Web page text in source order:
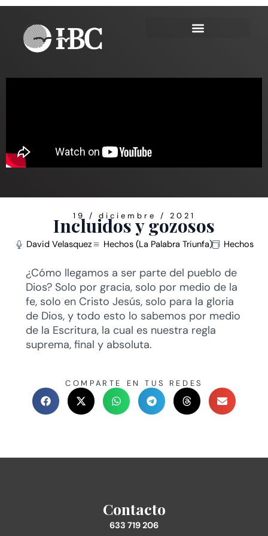
Ir
contenido
19 / diciembre / 2021
Incluidos y gozosos
David Velasquez Hechos (La Palabra Triunfa) Hechos
¿Cómo llegamos a ser parte del pueblo de
Dios? Solo por gracia, solo por medio de la
fe, solo en Cristo Jesús, solo para la gloria
de Dios, y todo esto lo sabemos por medio
de la Escritura, la cual es nuestra regla
suprema, final y absoluta.
COMPARTE EN TUS REDES
Contacto
633 719 206